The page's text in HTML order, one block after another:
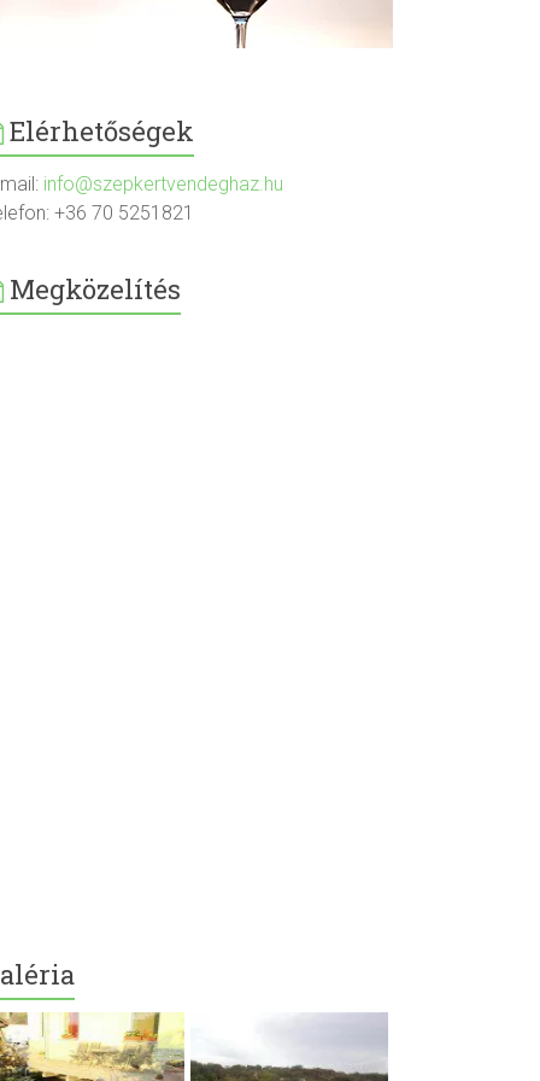
Elérhetőségek
info@szepkertvendeghaz.hu
+36 70 5251821
Megközelítés